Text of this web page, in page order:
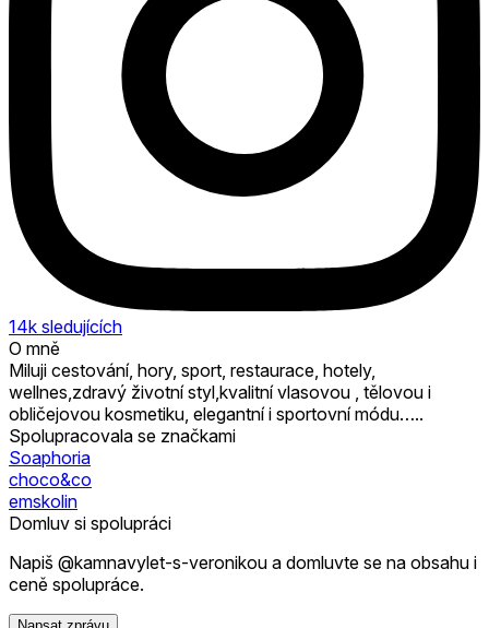
14k sledujících
O mně
Miluji cestování, hory, sport, restaurace, hotely,
wellnes,zdravý životní styl,kvalitní vlasovou , tělovou i
obličejovou kosmetiku, elegantní i sportovní módu…..
Spolupracovala se značkami
Soaphoria
choco&co
emskolin
Domluv si spolupráci
Napiš @kamnavylet-s-veronikou a domluvte se na obsahu i
ceně spolupráce.